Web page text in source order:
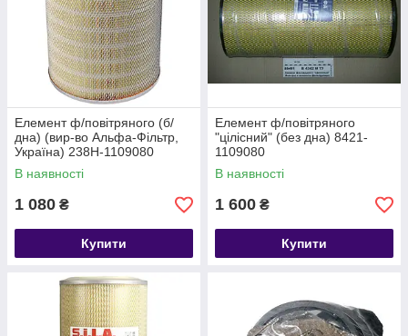
Елемент ф/повітряного (б/
дна) (вир-во Альфа-Фільтр,
Україна) 238Н-1109080
(AF0753)
В наявності
1 080 ₴
Купити
Елемент ф/повітряного
"цілісний" (без дна) 8421-
1109080
В наявності
1 600 ₴
Купити